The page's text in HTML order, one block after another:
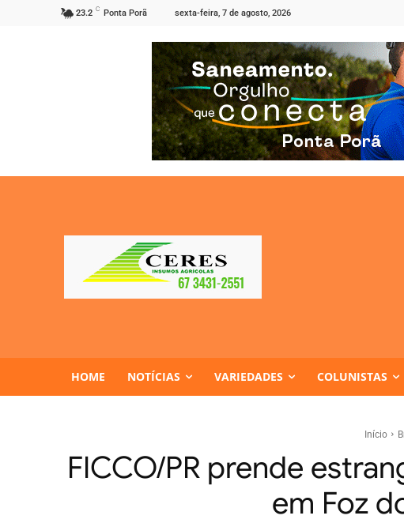
23.2 C Ponta Porã sexta-feira, 7 de agosto, 2026
HOME NOTÍCIAS VARIEDADES COLUNISTAS
Início
FICCO/PR prende
em Foz